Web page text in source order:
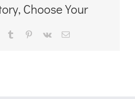
Choose Your
Tumblr Pinterest
Vk
Correo